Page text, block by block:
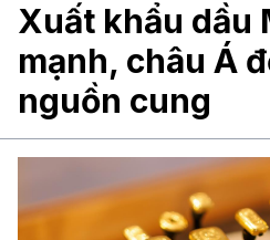
Xuất khẩu dầu
mạnh, châu Á
nguồn cung